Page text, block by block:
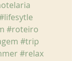
#roteiro
#trip
#relax